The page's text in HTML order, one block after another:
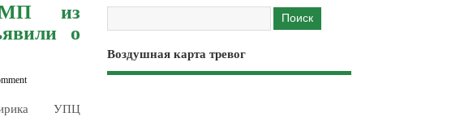
МП из
о
УПЦ
Воздушная карта тревог